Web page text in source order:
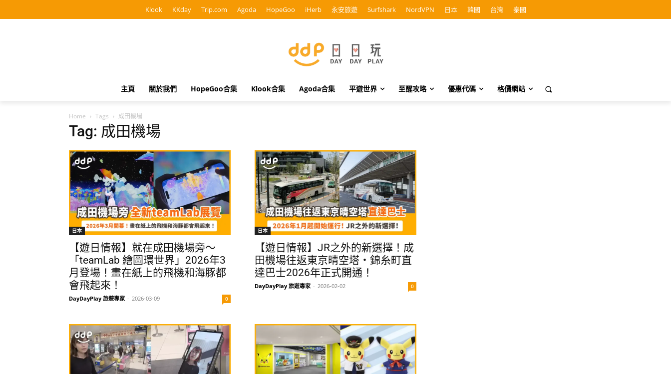
Klook KKday Trip.com Agoda HopeGoo iHerb 永安旅遊 Surfshark NordVPN 日本 韓國 台灣 泰國
主頁 關於我們 HopeGoo合集 Klook合集 Agoda合集 平遊世界 至醒攻略 優惠代碼 格價網站
Home Tags 成田機場
Tag: 成田機場
日本
【遊日情報】就在成田機場旁～
「teamLab 繪圖環世界」2026年3
月登場！畫在紙上的飛機和海豚都
會飛起來！
DayDayPlay 旅遊專家 - 2026-03-09 0
日本
【遊日情報】JR之外的新選擇！成
田機場往返東京晴空塔・錦糸町直
達巴士2026年正式開通！
DayDayPlay 旅遊專家 - 2026-02-02 0